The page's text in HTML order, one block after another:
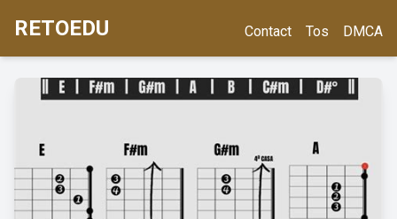
RETOEDU Contact Tos DMCA